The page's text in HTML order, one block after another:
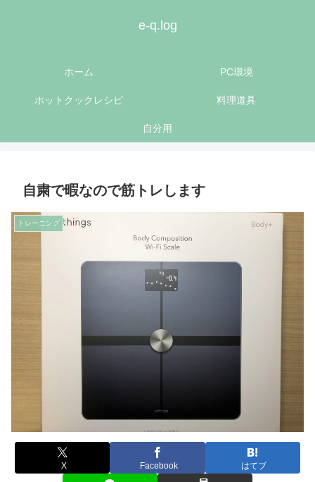
e-q.log
ホーム PC環境
ホットクックレシピ 料理道具
自分用
自粛で暇なので筋トレします
トレーニング
X Facebook はてブ